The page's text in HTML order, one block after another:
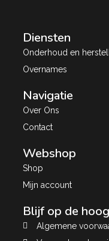
Diensten
Onderhoud en
Overnames
Navigatie
Over Ons
Contact
Webshop
Shop
Mijn account
Blijf op de
Algemene